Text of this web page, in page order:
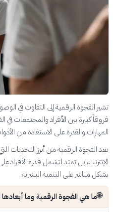
تشير الفجوة الرقمية إلى التفاوت في
فروقاً كبيرة بين الأفراد والمجتمعات
المهارات والقدرة على الاستفادة من
تعد الفجوة الرقمية من أبرز التحديات
الإنترنت، بل تمتد لتشمل قدرة الأفراد
بشكل مباشر على التنمية البشرية.
🌐ما هي الفجوة الرقمية وما أبعادها